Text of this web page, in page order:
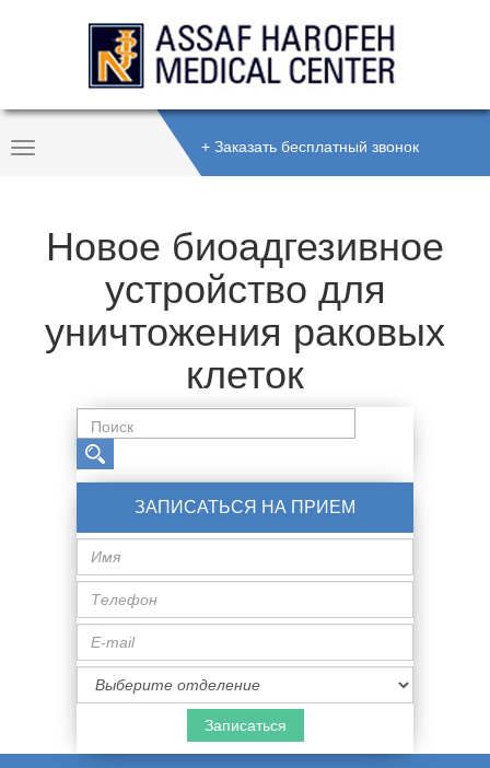
Toggle
+ Заказать бесплатный звонок
Новое биоадгезивное
устройство для
уничтожения раковых
клеток
ЗАПИСАТЬСЯ НА ПРИЕМ
Имя
Телефон
Специализация